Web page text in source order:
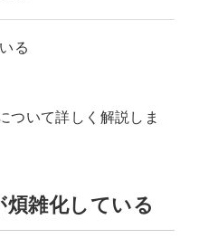
る
ついて詳しく解説しま
雑化している